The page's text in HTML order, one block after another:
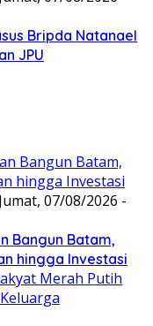
Bripda Natanael
JPU
Jumat, 07/08/2026 -
Bangun Batam,
hingga Investasi